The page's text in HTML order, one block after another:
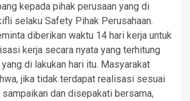
kepada pihak perusaan yang di
selaku Safety Pihak Perusahaan.
diberikan waktu 14 hari kerja untuk
kerja secara nyata yang terhitung
di lakukan hari itu. Masyarakat
jika tidak terdapat realisasi sesuai
dan disepakati bersama,